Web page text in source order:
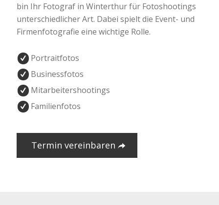
bin Ihr Fotograf in Winterthur für Fotoshootings
unterschiedlicher Art. Dabei spielt die Event- und
Firmenfotografie eine wichtige Rolle.
Portraitfotos
Businessfotos
Mitarbeitershootings
Familienfotos
Termin vereinbaren